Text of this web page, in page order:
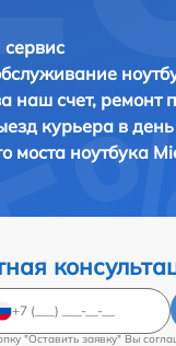
наш счет, ремонт
курьера в
моста ноутбука
"Оставить заявку" Вы